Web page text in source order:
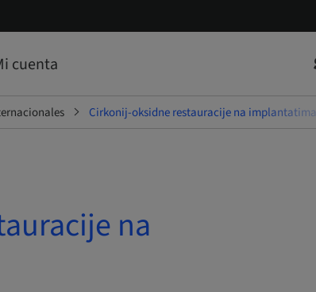
cuenta
Cirkonij-oksidne restauracije na implantatima
na